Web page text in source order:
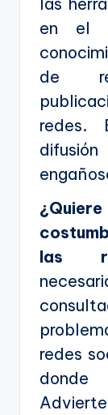
en el
de
redes.
las
redes
donde